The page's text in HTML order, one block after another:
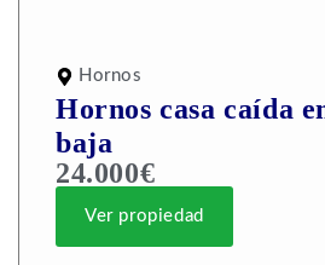
Hornos
Hornos casa caída
baja
24.000€
Ver propiedad